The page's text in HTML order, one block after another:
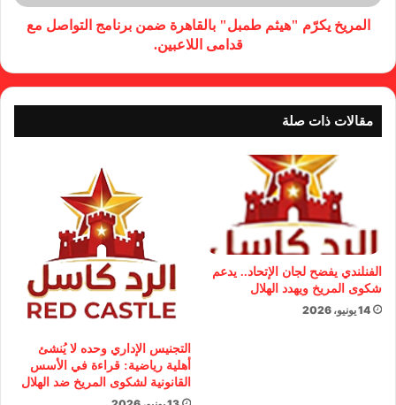
المريخ يكرّم "هيثم طمبل" بالقاهرة ضمن برنامج التواصل مع
قدامى اللاعبين.
مقالات ذات صلة
الفنلندي يفضح لجان الإتحاد.. يدعم
شكوى المريخ ويهدد الهلال
14 يونيو، 2026
التجنيس الإداري وحده لا يُنشئ
أهلية رياضية: قراءة في الأسس
القانونية لشكوى المريخ ضد الهلال